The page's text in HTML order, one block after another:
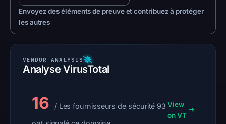
Envoyez des éléments de preuve et contribuez à protéger
les autres
Analyse VirusTotal
16
/ Les fournisseurs de sécurité 93 View
on VT